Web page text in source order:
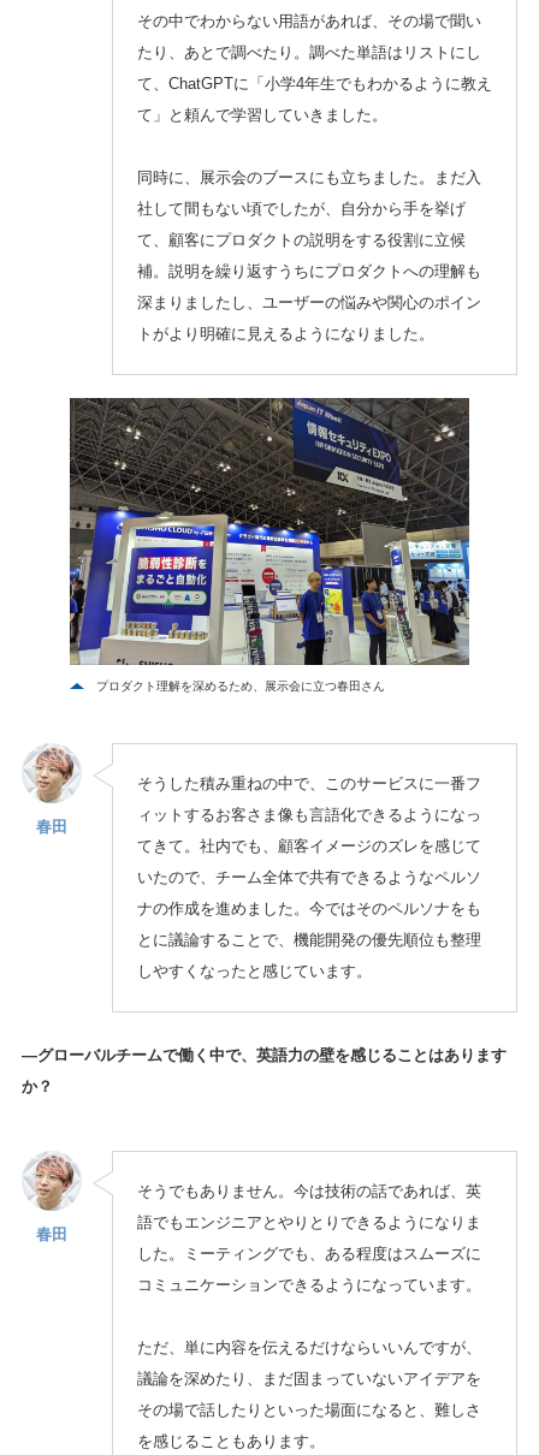
その中でわからない用語があれば、その場で聞い
たり、あとで調べたり。調べた単語はリストにし
て、ChatGPTに「小学4年生でもわかるように教え
て」と頼んで学習していきました。
同時に、展示会のブースにも立ちました。まだ入
社して間もない頃でしたが、自分から手を挙げ
て、顧客にプロダクトの説明をする役割に立候
補。説明を繰り返すうちにプロダクトへの理解も
深まりましたし、ユーザーの悩みや関心のポイン
トがより明確に見えるようになりました。
プロダクト理解を深めるため、展示会に立つ春田さん
春田
そうした積み重ねの中で、このサービスに一番フ
ィットするお客さま像も言語化できるようになっ
てきて。社内でも、顧客イメージのズレを感じて
いたので、チーム全体で共有できるようなペルソ
ナの作成を進めました。今ではそのペルソナをも
とに議論することで、機能開発の優先順位も整理
しやすくなったと感じています。
—グローバルチームで働く中で、英語力の壁を感じることはあります
か？
春田
そうでもありません。今は技術の話であれば、英
語でもエンジニアとやりとりできるようになりま
した。ミーティングでも、ある程度はスムーズに
コミュニケーションできるようになっています。
ただ、単に内容を伝えるだけならいいんですが、
議論を深めたり、まだ固まっていないアイデアを
その場で話したりといった場面になると、難しさ
を感じることもあります。